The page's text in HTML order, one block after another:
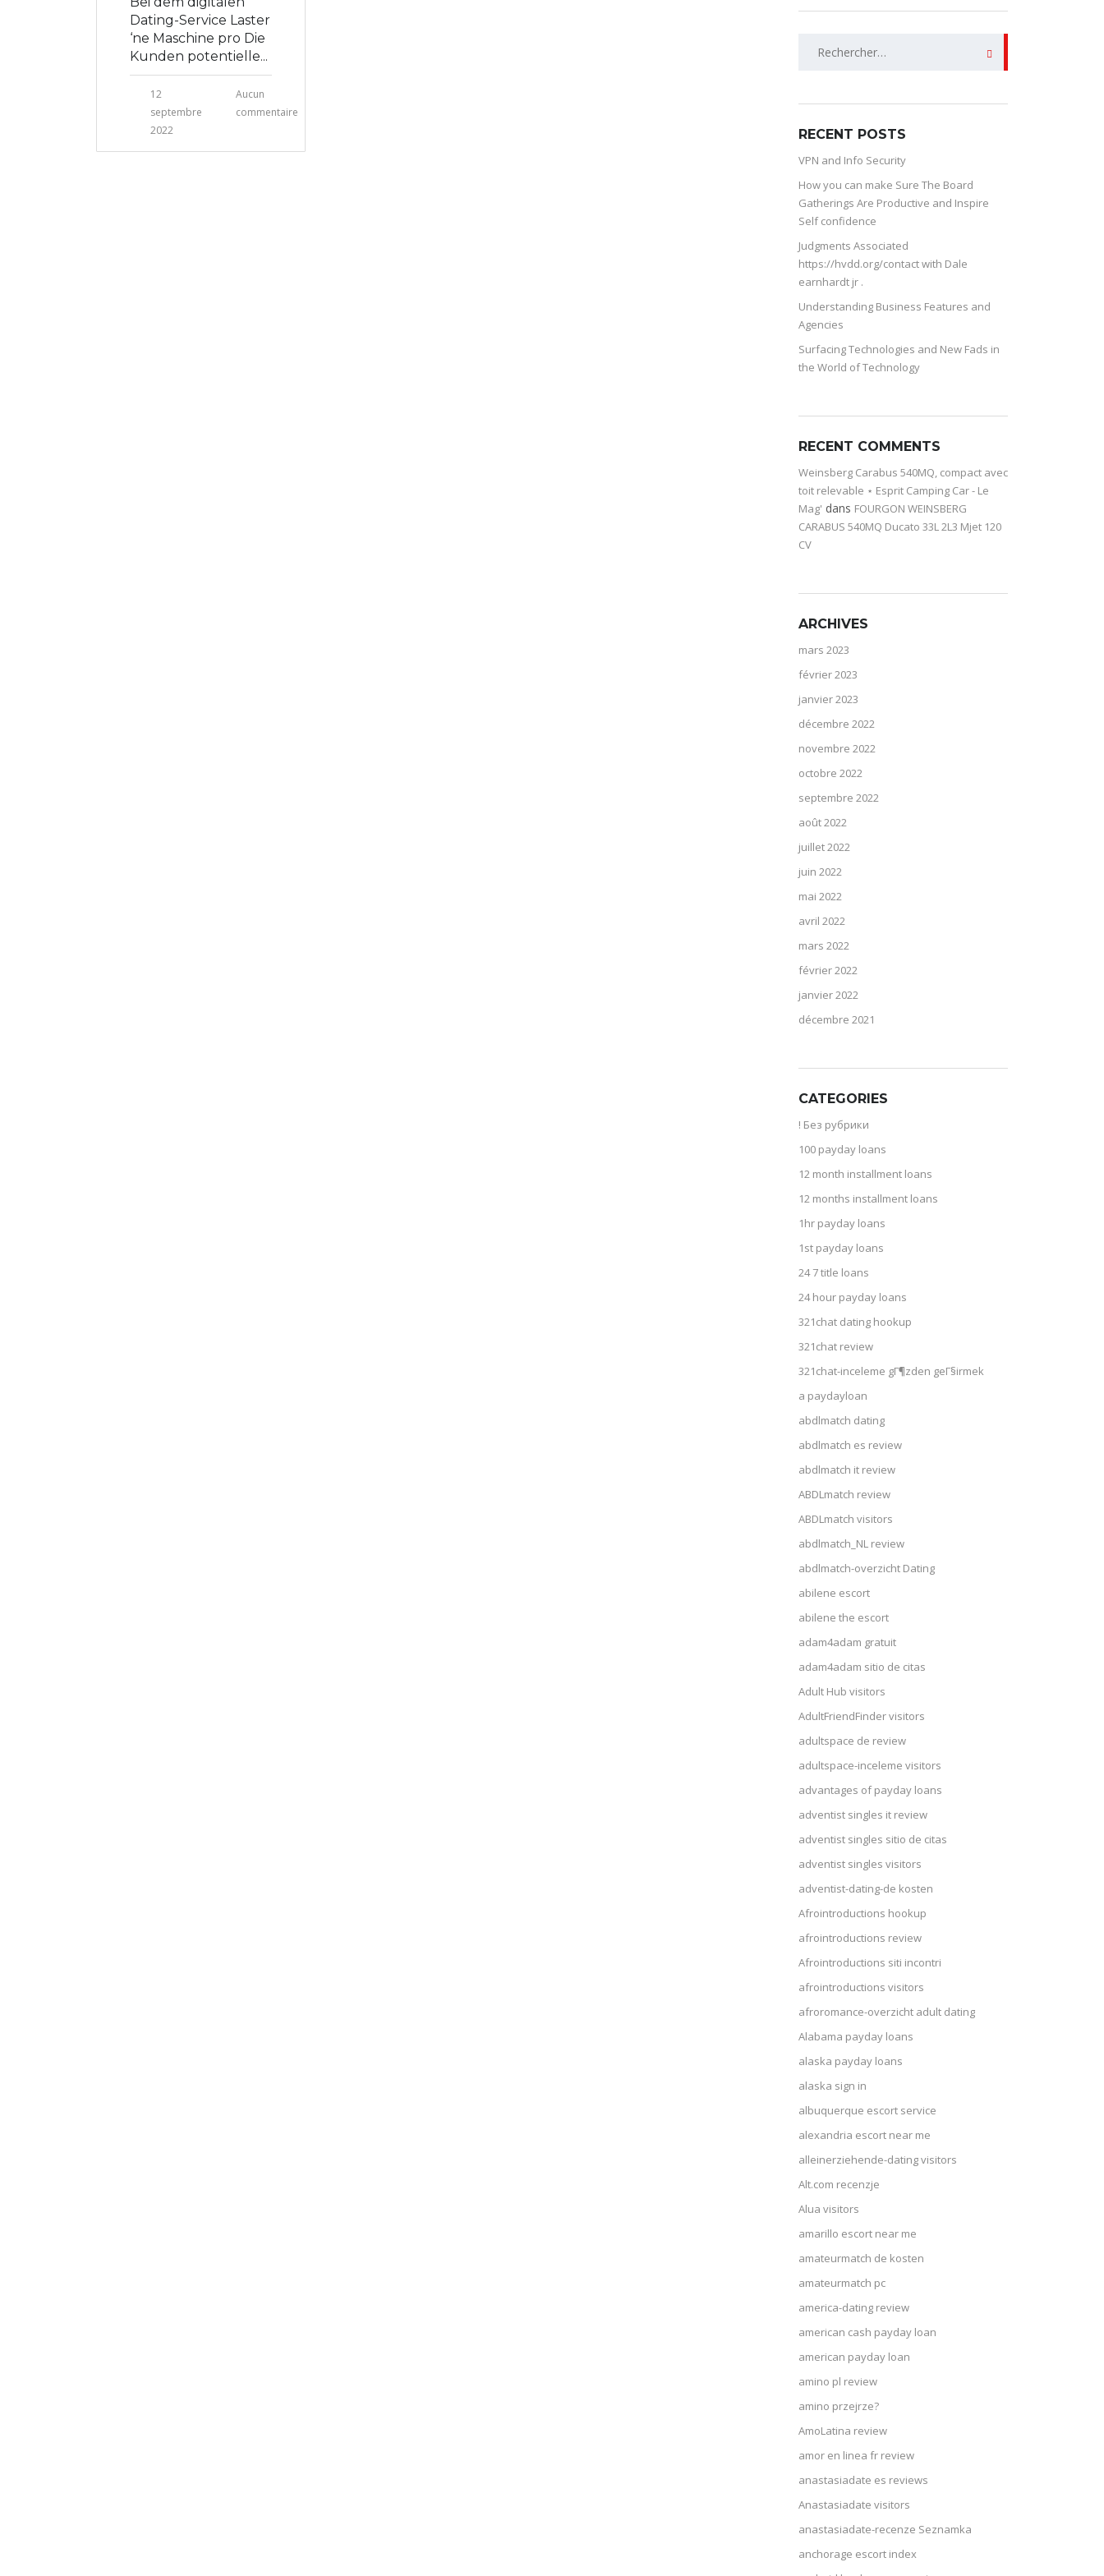
Dating-Service Laster
‘ne Maschine pro Die
Kunden potentielle...
12
septembre
2022
Aucun
commentaire
RECENT POSTS
VPN and Info Security
How you can make Sure The Board
Gatherings Are Productive and Inspire
Self confidence
Judgments Associated
https://hvdd.org/contact with Dale
earnhardt jr .
Understanding Business Features and
Agencies
Surfacing Technologies and New Fads in
the World of Technology
RECENT COMMENTS
Weinsberg Carabus 540MQ, compact avec
toit relevable ⋆ Esprit Camping Car - Le
Mag' dans FOURGON WEINSBERG
CARABUS 540MQ Ducato 33L 2L3 Mjet 120
CV
ARCHIVES
mars 2023
février 2023
janvier 2023
décembre 2022
novembre 2022
octobre 2022
septembre 2022
août 2022
juillet 2022
juin 2022
mai 2022
avril 2022
mars 2022
février 2022
janvier 2022
décembre 2021
CATEGORIES
! Без рубрики
100 payday loans
12 month installment loans
12 months installment loans
1hr payday loans
1st payday loans
24 7 title loans
24 hour payday loans
321chat dating hookup
321chat review
321chat-inceleme gГ¶zden geГ§irmek
a paydayloan
abdlmatch dating
abdlmatch es review
abdlmatch it review
ABDLmatch review
ABDLmatch visitors
abdlmatch_NL review
abdlmatch-overzicht Dating
abilene escort
abilene the escort
adam4adam gratuit
adam4adam sitio de citas
Adult Hub visitors
AdultFriendFinder visitors
adultspace de review
adultspace-inceleme visitors
advantages of payday loans
adventist singles it review
adventist singles sitio de citas
adventist singles visitors
adventist-dating-de kosten
Afrointroductions hookup
afrointroductions review
Afrointroductions siti incontri
afrointroductions visitors
afroromance-overzicht adult dating
Alabama payday loans
alaska payday loans
alaska sign in
albuquerque escort service
alexandria escort near me
alleinerziehende-dating visitors
Alt.com recenzje
Alua visitors
amarillo escort near me
amateurmatch de kosten
amateurmatch pc
america-dating review
american cash payday loan
american payday loan
amino pl review
amino przejrze?
AmoLatina review
amor en linea fr review
anastasiadate es reviews
Anastasiadate visitors
anastasiadate-recenze Seznamka
anchorage escort index